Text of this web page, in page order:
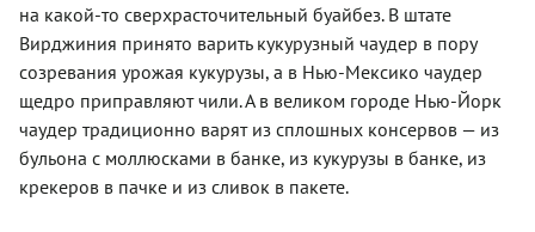
на какой-то сверхрасточительный буайбез. В штате
Вирджиния принято варить кукурузный чаудер в пору
созревания урожая кукурузы, а в Нью-Мексико чаудер
щедро приправляют чили. А в великом городе Нью-Йорк
чаудер традиционно варят из сплошных консервов — из
бульона с моллюсками в банке, из кукурузы в банке, из
крекеров в пачке и из сливок в пакете.